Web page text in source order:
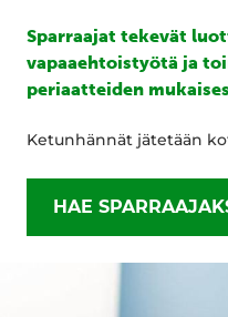
Sparraajat tekevät
vapaaehtoistyötä ja
periaatteiden
Ketunhännät jätetään
HAE